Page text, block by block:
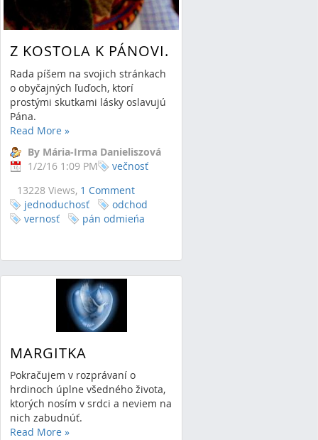
Z KOSTOLA K PÁNOVI.
Rada píšem na svojich stránkach
o obyčajných ľuďoch, ktorí
prostými skutkami lásky oslavujú
Pána.
Read More »
By Mária-Irma Danieliszová
1/2/16 1:09 PM
13228 Views, 1 Comment
večnosť
jednoduchosť
odchod
vernosť
pán odmieńa
MARGITKA
Pokračujem v rozprávaní o
hrdinoch úplne všedného života,
ktorých nosím v srdci a neviem na
nich zabudnúť.
Read More »